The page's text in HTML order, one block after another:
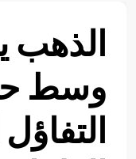
الذهب
وسط